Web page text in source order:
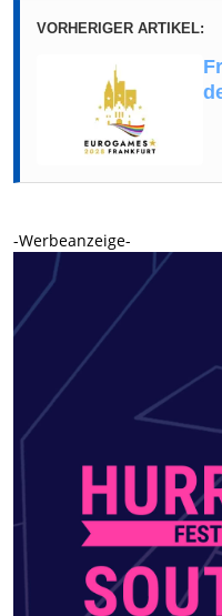
VORHERIGER ARTIKEL:
-Werbeanzeige-